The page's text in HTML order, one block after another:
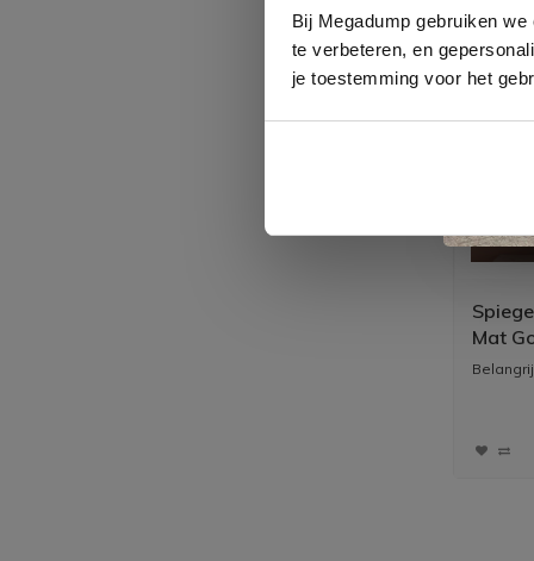
Bij Megadump gebruiken
te verbeteren, en
je toestemming voor het
Mat
Drie